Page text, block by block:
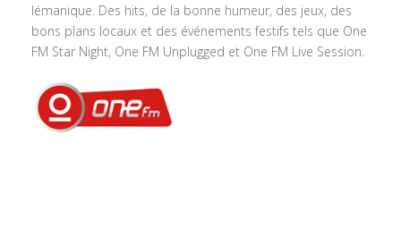
lémanique. Des hits, de la bonne humeur, des jeux, des
bons plans locaux et des événements festifs tels que One
FM Star Night, One FM Unplugged et One FM Live Session.